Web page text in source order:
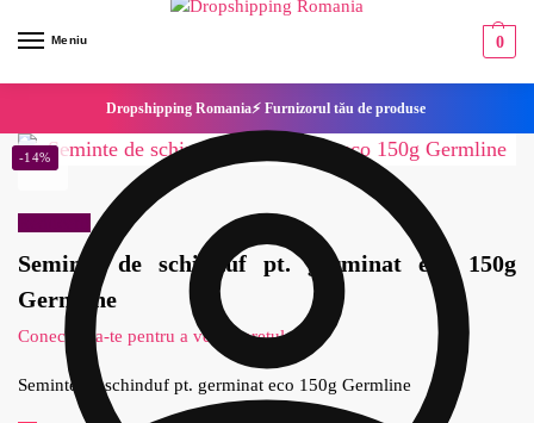
Meniu 0
Dropshipping Romania⚡ Furnizorul tău de produse
Seminte de schinduf pt. germinat eco 150g
Germline
Conecteaza-te pentru a vedea pretul
-14%
Seminte de schinduf pt. germinat eco 150g Germline